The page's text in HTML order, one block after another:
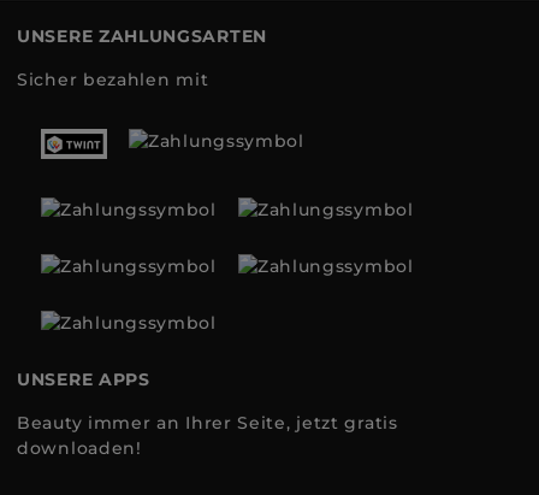
UNSERE ZAHLUNGSARTEN
Sicher bezahlen mit
UNSERE APPS
Beauty immer an Ihrer Seite, jetzt gratis
downloaden!